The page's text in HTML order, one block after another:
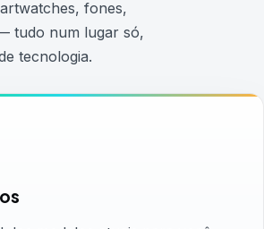
fones,
tudo num lugar só,
tecnologia.